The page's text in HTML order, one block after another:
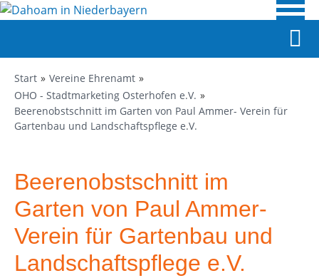
Start
Vereine Ehrenamt
OHO - Stadtmarketing Osterhofen e.V.
Beerenobstschnitt im Garten von Paul Ammer- Verein für
Gartenbau und Landschaftspflege e.V.
Beerenobstschnitt im
Garten von Paul Ammer-
Verein für Gartenbau und
Landschaftspflege e.V.